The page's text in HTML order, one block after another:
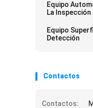
Equipo
La Inspección
Equipo
Detección
Contactos
Contactos: